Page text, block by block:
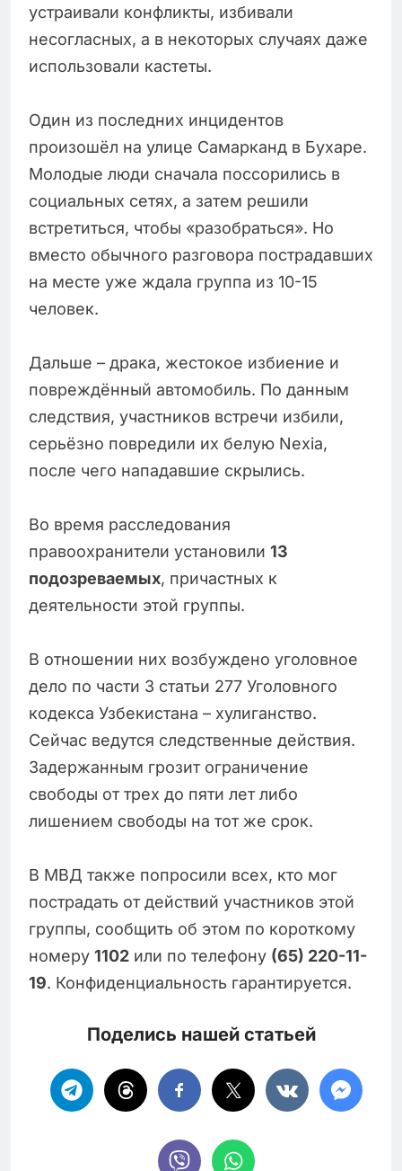
устраивали конфликты, избивали
несогласных, а в некоторых случаях даже
использовали кастеты.
Один из последних инцидентов
произошёл на улице Самарканд в Бухаре.
Молодые люди сначала поссорились в
социальных сетях, а затем решили
встретиться, чтобы «разобраться». Но
вместо обычного разговора пострадавших
на месте уже ждала группа из 10-15
человек.
Дальше – драка, жестокое избиение и
повреждённый автомобиль. По данным
следствия, участников встречи избили,
серьёзно повредили их белую Nexia,
после чего нападавшие скрылись.
Во время расследования
правоохранители установили 13
подозреваемых, причастных к
деятельности этой группы.
В отношении них возбуждено уголовное
дело по части 3 статьи 277 Уголовного
кодекса Узбекистана – хулиганство.
Сейчас ведутся следственные действия.
Задержанным грозит ограничение
свободы от трех до пяти лет либо
лишением свободы на тот же срок.
В МВД также попросили всех, кто мог
пострадать от действий участников этой
группы, сообщить об этом по короткому
номеру 1102 или по телефону (65) 220-11-
19. Конфиденциальность гарантируется.
Поделись нашей статьей